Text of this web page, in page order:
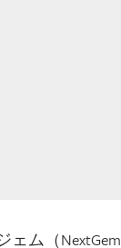
ェム（